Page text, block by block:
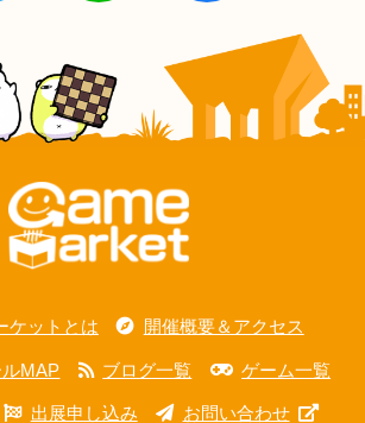
ケットとは 開催概要＆アクセス
MAP ブログ一覧 ゲーム一覧
出展申し込み お問い合わせ